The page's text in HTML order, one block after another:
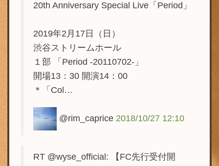
20th Anniversary Special Live「Period」
2019年2月17日（日）
渋谷ストリームホール
１部 「Period -20110702-」
開場13：30 開演14：00
＊「Col…
@rim_caprice 2018/10/27 12:10
RT @wyse_official: 【FC先行受付開